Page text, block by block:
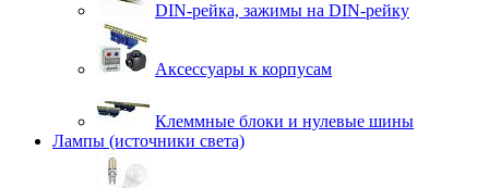
DIN-рейка, зажимы на DIN-рейку
Аксессуары к корпусам
Клеммные блоки и нулевые шины
Лампы (источники света)